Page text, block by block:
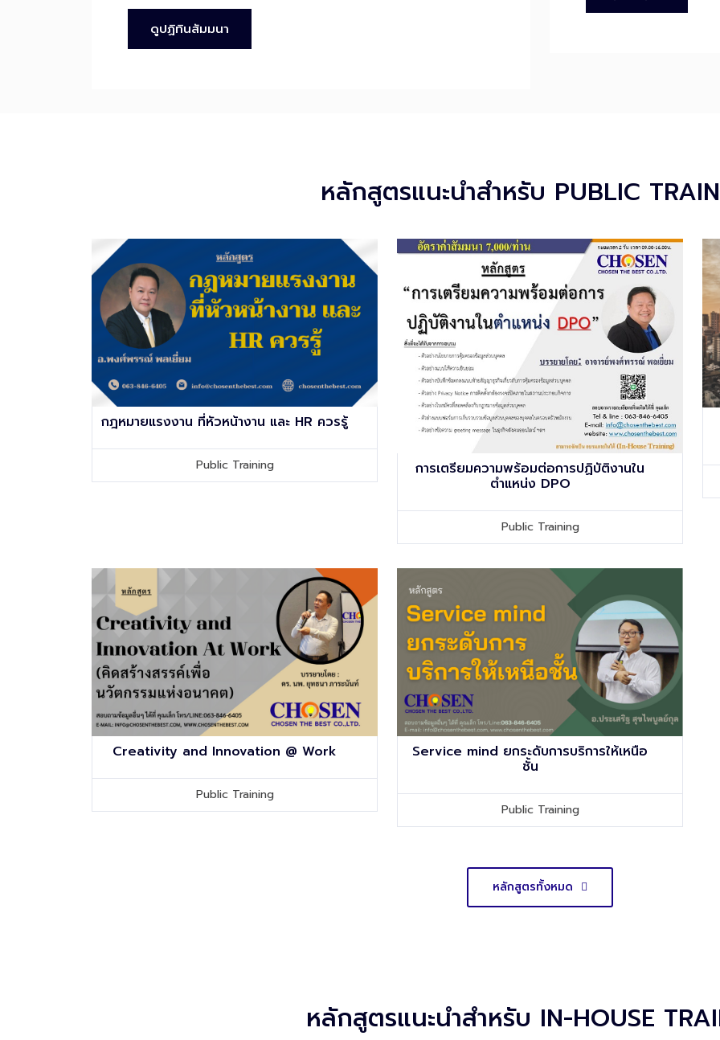
ดูปฏิทินสัมมนา
หลักสูตรแนะนำสำหรับ PUBLIC
กฎหมายแรงงาน ที่หัวหน้างาน และ HR ควรรู้
Public Training การเตรียมความพร้อมต่อการปฏิบัติงานใน
ตำแหน่ง DPO
Public Training
Creativity and Innovation @ Work
Public Training
Service mind ยกระดับการบริการให้เหนือ
ชั้น
Public Training
หลักสูตรทั้งหมด
หลักสูตรแนะนำสำหรับ IN-HOUSE